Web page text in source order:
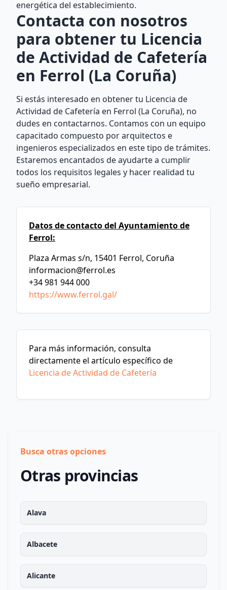
energética del establecimiento.
Contacta con nosotros
para obtener tu Licencia
de Actividad de Cafetería
en Ferrol (La Coruña)
Si estás interesado en obtener tu Licencia de
Actividad de Cafetería en Ferrol (La Coruña), no
dudes en contactarnos. Contamos con un equipo
capacitado compuesto por arquitectos e
ingenieros especializados en este tipo de trámites.
Estaremos encantados de ayudarte a cumplir
todos los requisitos legales y hacer realidad tu
sueño empresarial.
Datos de contacto del Ayuntamiento de
Ferrol:
Plaza Armas s/n, 15401 Ferrol, Coruña
informacion@ferrol.es
+34 981 944 000
https://www.ferrol.gal/
Para más información, consulta
directamente el artículo específico de
Licencia de Actividad de Cafetería
Busca otras opciones
Otras provincias
Alava
Albacete
Alicante